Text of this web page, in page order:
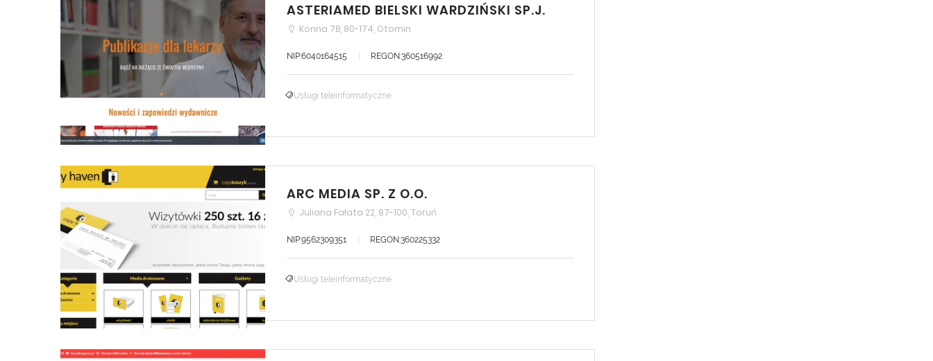
ASTERIAMED BIELSKI WARDZIŃSKI SP.J.
Konna 7B, 80-174, Otomin
NIP:6040164515 REGON:360516992
Usługi teleinformatyczne
ARC MEDIA SP. Z O.O.
Juliana Fałata 22, 87-100, Toruń
NIP:9562309351 REGON:360225332
Usługi teleinformatyczne